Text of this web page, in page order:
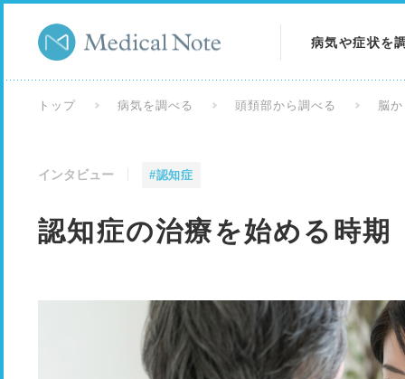
病気や症状を
トップ 病気を調べる 頭頚部から調べる 脳
インタビュー #認知症
認知症の治療を始める時期